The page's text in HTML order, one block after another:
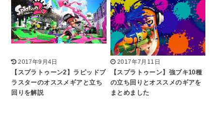
2017年9月4日
【スプラトゥーン2】ラピッドブ
ラスターのオススメギアと立ち
回りを解説
2017年7月11日
【スプラトゥーン】強ブキ10種
の立ち回りとオススメのギアを
まとめました